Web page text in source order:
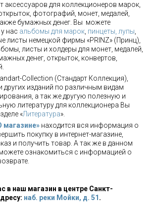
аксессуаров для коллекционеров марок,
фотографий, монет, медалей,
бумажных денег. Вы можете
нас альбомы для марок пинцеты, лупы
листы немецкой фирмы «PRINZ» (Принц),
листы и холдеры для монет, медалей,
денег, открыток, конвертов,
Collection (Стандарт Коллекция),
других изданий по различным видам
а так же другую полезную и
литературу для коллекционера Вы
«Литература».
магазине» находится вся информация о
покупку в интернет-магазине,
и получить товар. А так же в данном
ознакомиться с информацией о
в наш магазин в центре Санкт-
наб. реки Мойки, д. 51 .